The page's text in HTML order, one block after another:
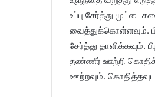
உப்பு சேர்த்து
வைத்துக்கொள்ளவும்.
சேர்த்து தாளிக்கவும்.
தண்ணீர் ஊற்றி
ஊற்றவும்.